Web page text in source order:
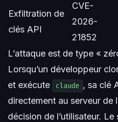
Exfiltration de
clés API
CVE-
2026-
21852
L’attaque est de type «
Lorsqu’un développeur
et exécute
claude , sa clé
directement au serveur de
décision de l’utilisateur.